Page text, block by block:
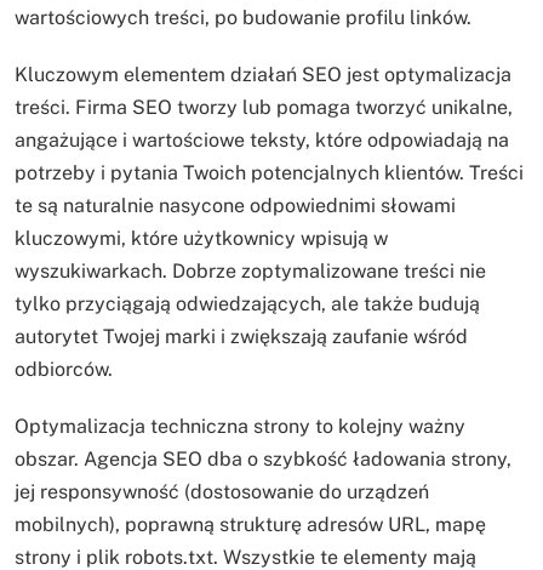
wartościowych treści, po budowanie profilu linków.
Kluczowym elementem działań SEO jest optymalizacja
treści. Firma SEO tworzy lub pomaga tworzyć unikalne,
angażujące i wartościowe teksty, które odpowiadają na
potrzeby i pytania Twoich potencjalnych klientów. Treści
te są naturalnie nasycone odpowiednimi słowami
kluczowymi, które użytkownicy wpisują w
wyszukiwarkach. Dobrze zoptymalizowane treści nie
tylko przyciągają odwiedzających, ale także budują
autorytet Twojej marki i zwiększają zaufanie wśród
odbiorców.
Optymalizacja techniczna strony to kolejny ważny
obszar. Agencja SEO dba o szybkość ładowania strony,
jej responsywność (dostosowanie do urządzeń
mobilnych), poprawną strukturę adresów URL, mapę
strony i plik robots.txt. Wszystkie te elementy mają